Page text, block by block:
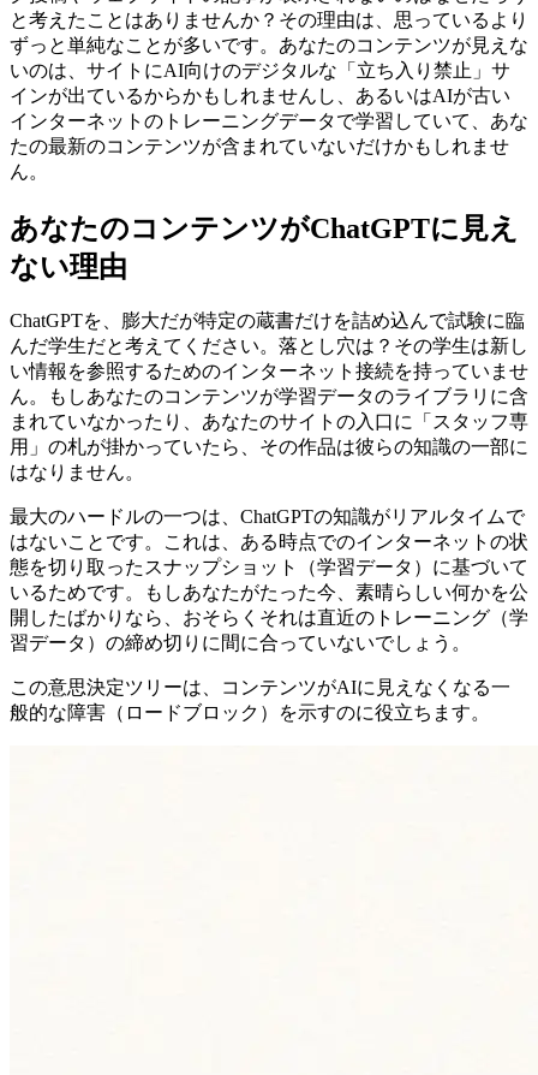
と考えたことはありませんか？その理由は、思っているより
ずっと単純なことが多いです。あなたのコンテンツが見えな
いのは、サイトにAI向けのデジタルな「立ち入り禁止」サ
インが出ているからかもしれませんし、あるいはAIが古い
インターネットのトレーニングデータで学習していて、あな
たの最新のコンテンツが含まれていないだけかもしれませ
ん。
あなたのコンテンツがChatGPTに見え
ない理由
ChatGPTを、膨大だが特定の蔵書だけを詰め込んで試験に臨
んだ学生だと考えてください。落とし穴は？その学生は新し
い情報を参照するためのインターネット接続を持っていませ
ん。もしあなたのコンテンツが学習データのライブラリに含
まれていなかったり、あなたのサイトの入口に「スタッフ専
用」の札が掛かっていたら、その作品は彼らの知識の一部に
はなりません。
最大のハードルの一つは、ChatGPTの知識がリアルタイムで
はないことです。これは、ある時点でのインターネットの状
態を切り取ったスナップショット（学習データ）に基づいて
いるためです。もしあなたがたった今、素晴らしい何かを公
開したばかりなら、おそらくそれは直近のトレーニング（学
習データ）の締め切りに間に合っていないでしょう。
この意思決定ツリーは、コンテンツがAIに見えなくなる一
般的な障害（ロードブロック）を示すのに役立ちます。